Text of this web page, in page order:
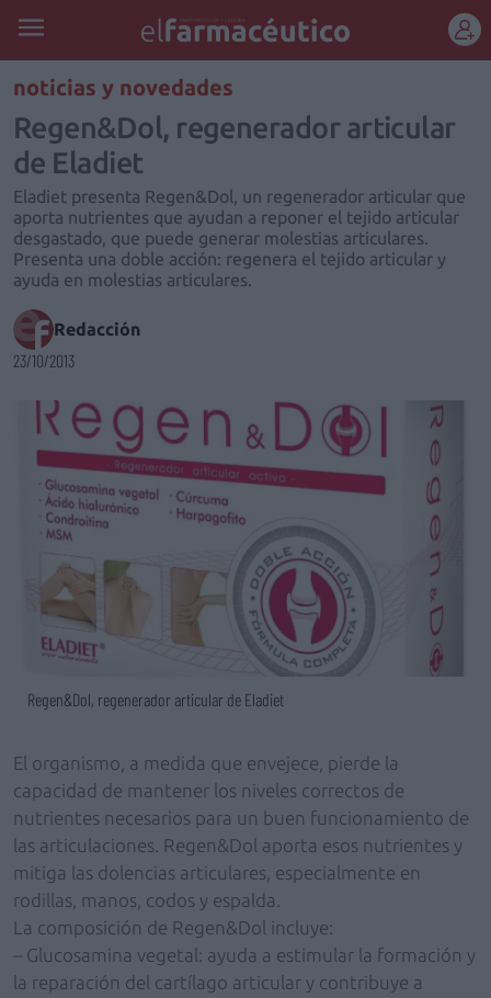
REGÍSTRATE
noticias y novedades
Regen&Dol, regenerador articular
de Eladiet
Eladiet presenta Regen&Dol, un regenerador articular que
aporta nutrientes que ayudan a reponer el tejido articular
desgastado, que puede generar molestias articulares.
Presenta una doble acción: regenera el tejido articular y
ayuda en molestias articulares.
Redacción
23/10/2013
Regen&Dol, regenerador articular de Eladiet
El organismo, a medida que envejece, pierde la
capacidad de mantener los niveles correctos de
nutrientes necesarios para un buen funcionamiento de
las articulaciones. Regen&Dol aporta esos nutrientes y
mitiga las dolencias articulares, especialmente en
rodillas, manos, codos y espalda.
La composición de Regen&Dol incluye:
– Glucosamina vegetal: ayuda a estimular la formación y
la reparación del cartílago articular y contribuye a